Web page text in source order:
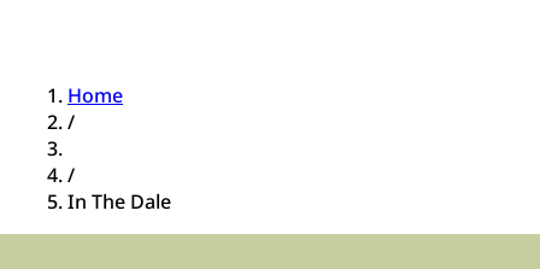
Home
/
/
In The Dale